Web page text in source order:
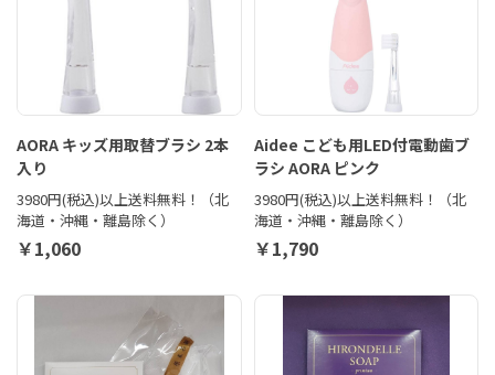
AORA キッズ用取替ブラシ 2本
入り
3980円(税込)以上送料無料！（北
海道・沖縄・離島除く）
￥1,060
Aidee こども用LED付電動歯ブ
ラシ AORA ピンク
3980円(税込)以上送料無料！（北
海道・沖縄・離島除く）
￥1,790